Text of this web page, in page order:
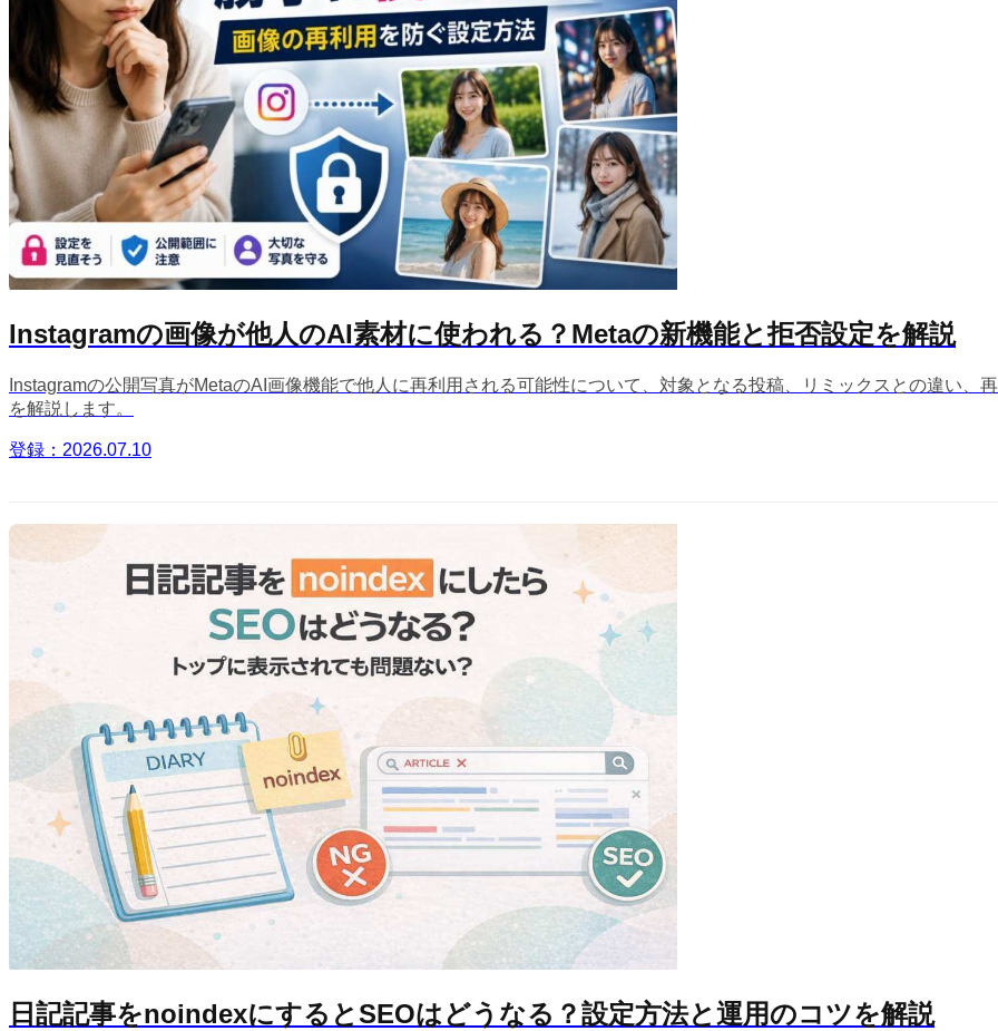
Instagramの画像が他人のAI素材に使われる？Metaの新機能と拒否設定を解説
Instagramの公開写真がMetaのAI画像機能で他人に再利用される可能性について、対象となる投稿、リミックスとの違い、
を解説します。
登録：2026.07.10
日記記事をnoindexにするとSEOはどうなる？設定方法と運用のコツを解説